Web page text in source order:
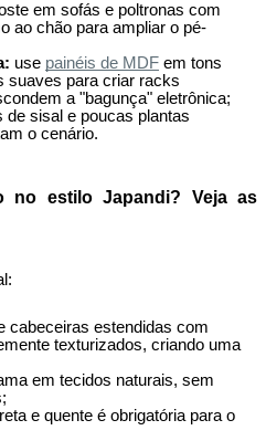
em sofás e poltronas com
ao chão para ampliar o pé-
use painéis de MDF em tons
suaves para criar racks
a "bagunça" eletrônica;
de sisal e poucas plantas
o cenário.
no estilo Japandi? Veja as
cabeceiras estendidas com
texturizados, criando uma
em tecidos naturais, sem
e quente é obrigatória para o